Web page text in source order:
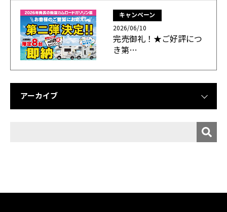
キャンペーン
2026/06/10
完売御礼！★ご好評につ
き第…
アーカイブ